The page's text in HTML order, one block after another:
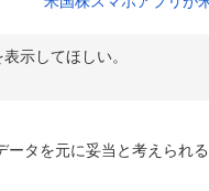
示してほしい。
ータを元に妥当と考えられ